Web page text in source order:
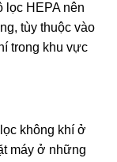
lọc HEPA nên
tùy thuộc vào
trong khu vực
không khí ở
máy ở những